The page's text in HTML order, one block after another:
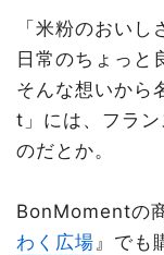
「米粉のおいし
日常のちょっ
そんな想いから
t」には、フラン
のだとか。
BonMomentの
わく広場』でも